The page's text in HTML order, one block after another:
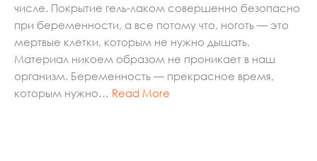
числе. Покрытие гель-лаком совершенно безопасно
при беременности, а все потому что, ноготь — это
мертвые клетки, которым не нужно дышать.
Материал никоем образом не проникает в наш
организм. Беременность — прекрасное время,
которым нужно… Read More